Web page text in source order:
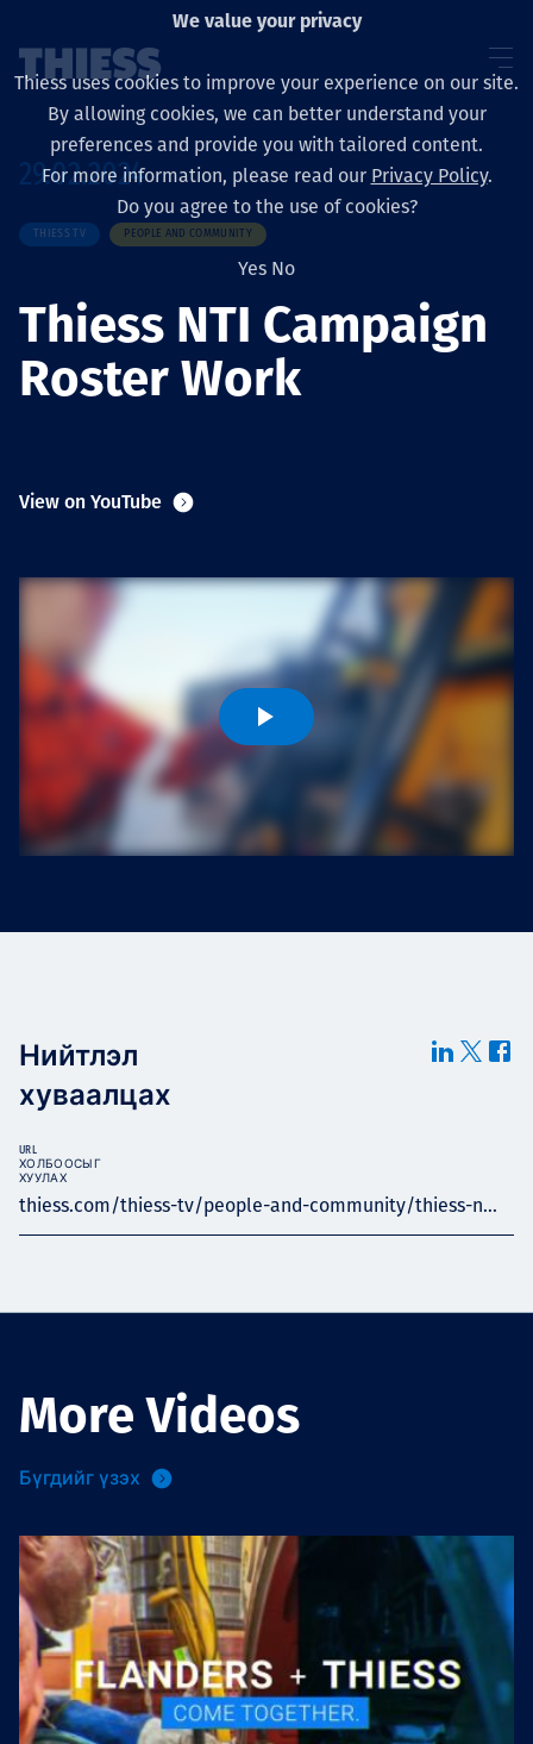
About us
Sustainability
Төслүүд
Ажилтнууд ба
карьерын хөгжил
Contact
29.02.2024
THIESS TV PEOPLE AND COMMUNITY
Thiess NTI Campaign
Roster Work
View on YouTube
Нийтлэл
хуваалцах
thiess.com/thiess-tv/people-and-community/thiess-n...
URL
ХОЛБООСЫГ
ХУУЛАХ
More Videos
Бүгдийг үзэх
We value your privacy
Thiess uses cookies to improve your experience on our site.
By allowing cookies, we can better understand your
preferences and provide you with tailored content.
For more information, please read our Privacy Policy.
Do you agree to the use of cookies?
Yes No